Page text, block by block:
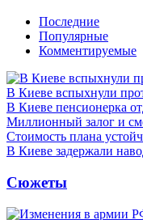
Последние
Популярные
Комментируемые
В Киеве вспыхнули
В Киеве пенсионерка
Миллионный залог и
Стоимость плана
В Киеве задержали
Сюжеты